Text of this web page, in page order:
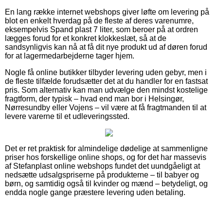
En lang række internet webshops giver løfte om levering på
blot en enkelt hverdag på de fleste af deres varenumre,
eksempelvis Spand plast 7 liter, som beroer på at ordren
lægges forud for et konkret klokkeslæt, så at de
sandsynligvis kan nå at få dit nye produkt ud af døren forud
for at lagermedarbejderne tager hjem.
Nogle få online butikker tilbyder levering uden gebyr, men i
de fleste tilfælde forudsætter det at du handler for en fastsat
pris. Som alternativ kan man udvælge den mindst kostelige
fragtform, der typisk – hvad end man bor i Helsingør,
Nørresundby eller Vojens – vil være at få fragtmanden til at
levere varerne til et udleveringssted.
Det er ret praktisk for almindelige dødelige at sammenligne
priser hos forskellige online shops, og for det har massevis
af Stefanplast online webshops fundet det uundgåeligt at
nedsætte udsalgspriserne på produkterne – til babyer og
børn, og samtidig også til kvinder og mænd – betydeligt, og
endda nogle gange præstere levering uden betaling.